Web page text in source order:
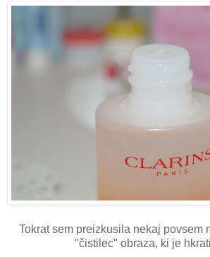
Tokrat sem preizkusila nekaj povsem
"čistilec" obraza, ki je